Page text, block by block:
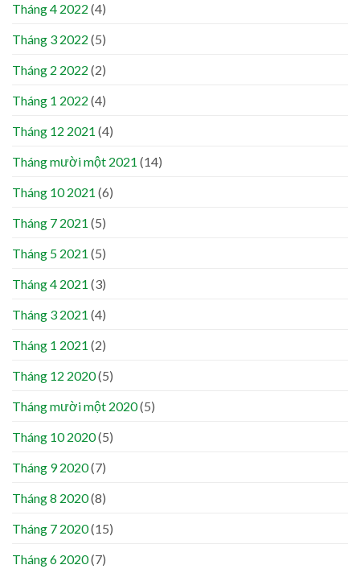
Tháng 4 2022 (4)
Tháng 3 2022 (5)
Tháng 2 2022 (2)
Tháng 1 2022 (4)
Tháng 12 2021 (4)
Tháng mười một 2021 (14)
Tháng 10 2021 (6)
Tháng 7 2021 (5)
Tháng 5 2021 (5)
Tháng 4 2021 (3)
Tháng 3 2021 (4)
Tháng 1 2021 (2)
Tháng 12 2020(5)
Tháng mười một 2020(5)
Tháng 10 2020(5)
Tháng 9 2020(7)
Tháng 8 2020(8)
Tháng 7 2020(15)
Tháng 6 2020(7)